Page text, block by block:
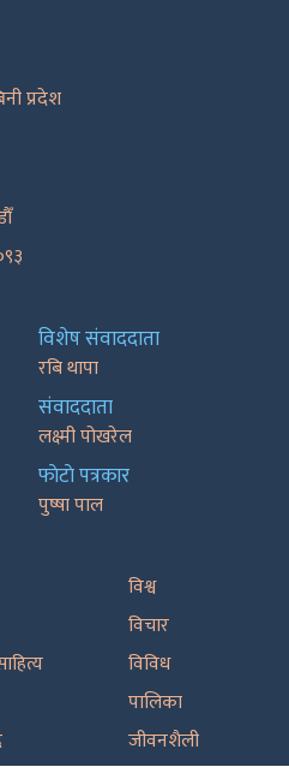
प्रदेश
विशेष संवाददाता
रबि थापा
संवाददाता
लक्ष्मी पोखरेल
फाेटाे पत्रकार
पुष्षा पाल
विश्व
विचार
विविध
पालिका
जीवनशैली